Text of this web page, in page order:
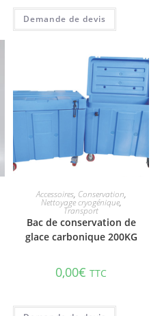
AJOUTER AU PANIER
Accessoires, Conservation,
Nettoyage cryogénique,
Transport
Bac de conservation de
glace carbonique 200KG
0,00€ TTC